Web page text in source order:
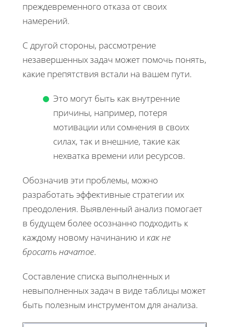
преждевременного отказа от своих
намерений.
С другой стороны, рассмотрение
незавершенных задач может помочь понять,
какие препятствия встали на вашем пути.
Это могут быть как внутренние
причины, например, потеря
мотивации или сомнения в своих
силах, так и внешние, такие как
нехватка времени или ресурсов.
Обозначив эти проблемы, можно
разработать эффективные стратегии их
преодоления. Выявленный анализ помогает
в будущем более осознанно подходить к
каждому новому начинанию и как не
бросать начатое.
Составление списка выполненных и
невыполненных задач в виде таблицы может
быть полезным инструментом для анализа.